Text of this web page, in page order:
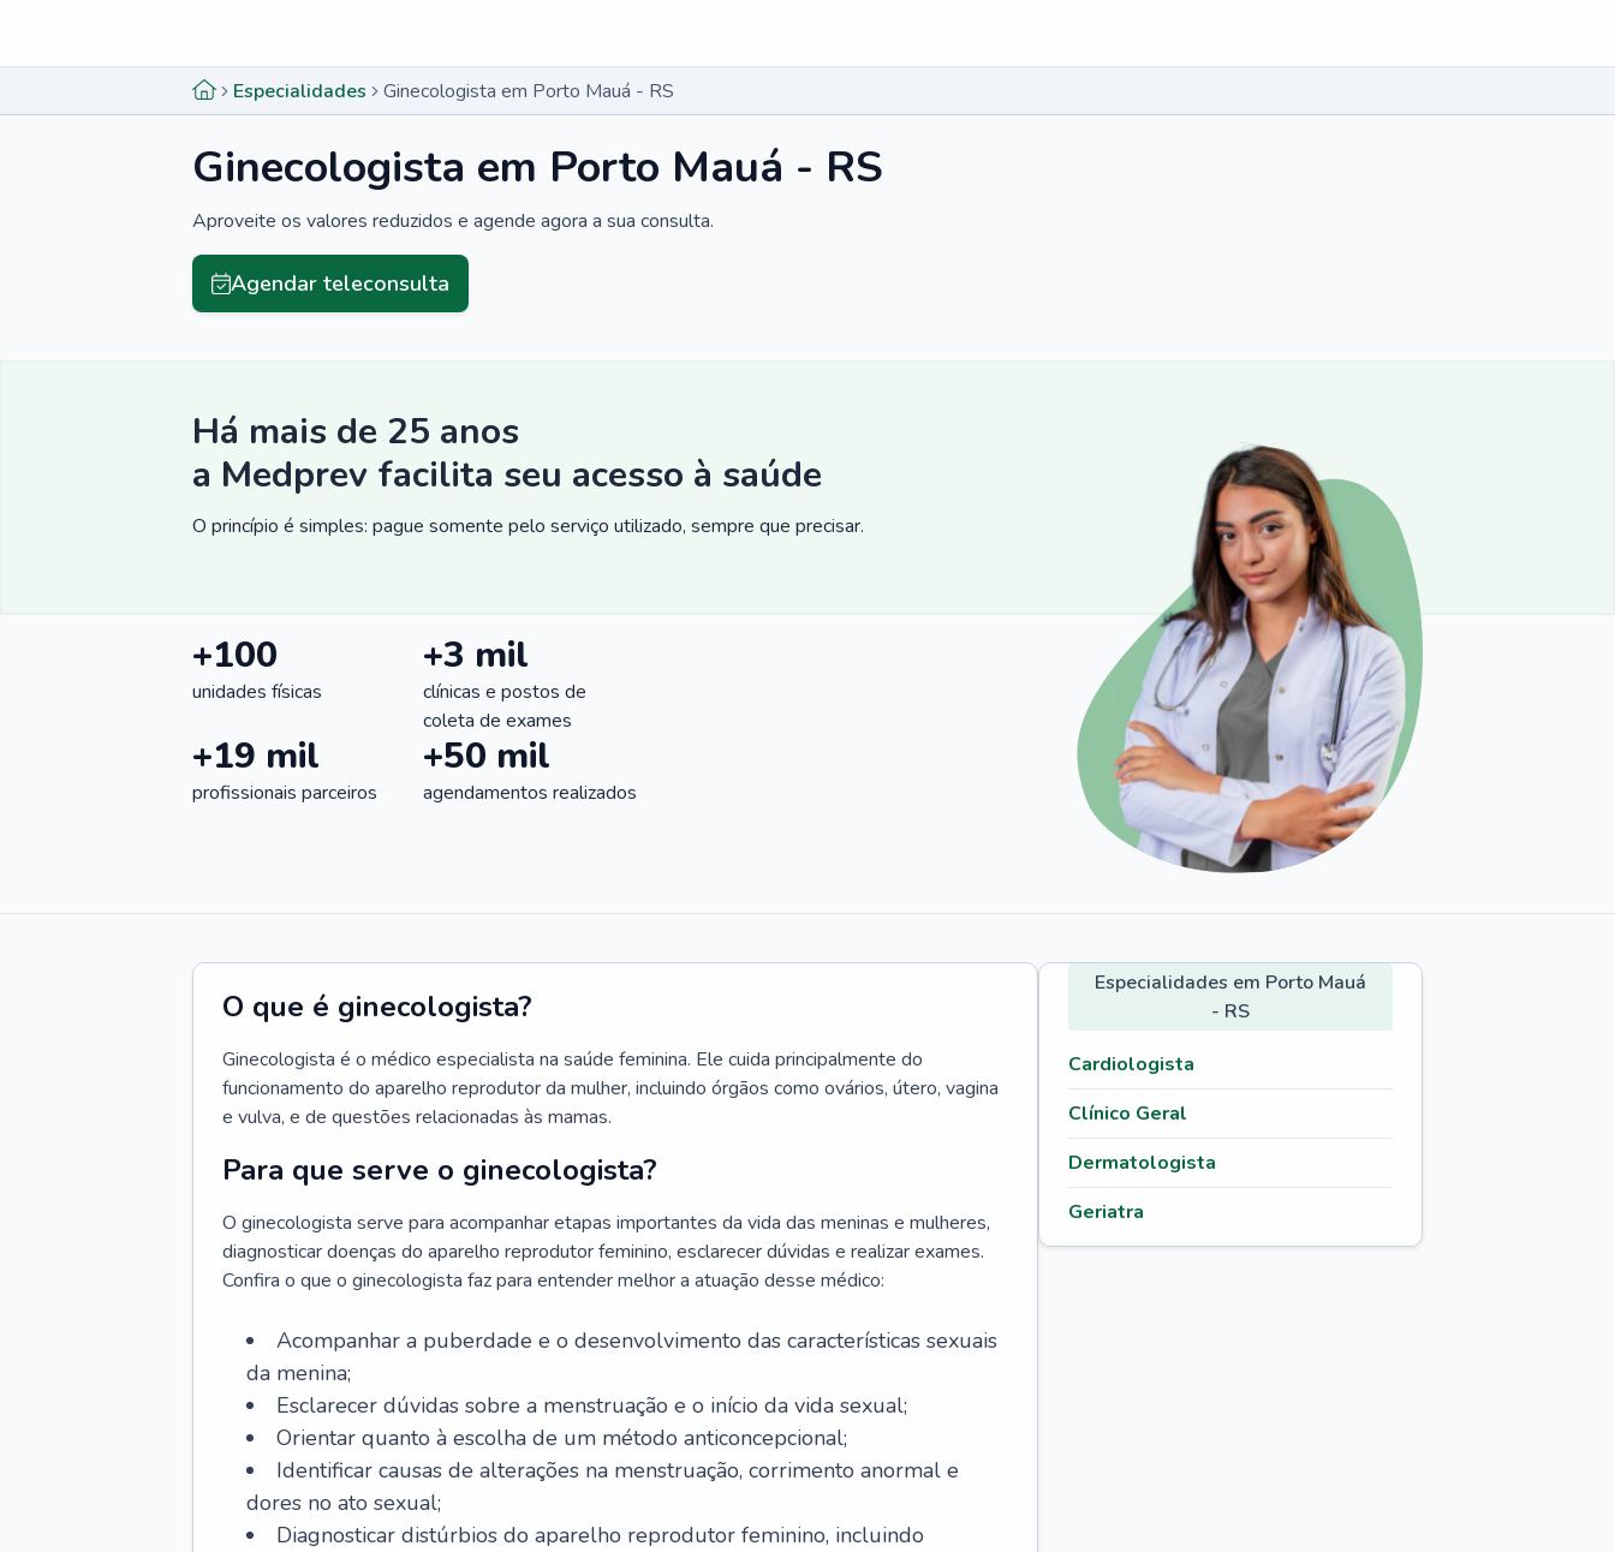
Especialidades Ginecologista em Porto Mauá - RS
Ginecologista em Porto Mauá - RS
Aproveite os valores reduzidos e agende agora a sua consulta.
Agendar teleconsulta
Há mais de 25 anos
a Medprev facilita seu acesso à saúde
O princípio é simples: pague somente pelo serviço utilizado, sempre que precisar.
+100
unidades físicas
+3 mil
clínicas e postos de
coleta de exames
+19 mil
profissionais parceiros
+50 mil
agendamentos realizados
O que é ginecologista?
Ginecologista é o médico especialista na saúde feminina. Ele cuida principalmente do
funcionamento do aparelho reprodutor da mulher, incluindo órgãos como ovários, útero, vagina
e vulva, e de questões relacionadas às mamas.
Para que serve o ginecologista?
O ginecologista serve para acompanhar etapas importantes da vida das meninas e mulheres,
diagnosticar doenças do aparelho reprodutor feminino, esclarecer dúvidas e realizar exames.
Confira o que o ginecologista faz para entender melhor a atuação desse médico:
Acompanhar a puberdade e o desenvolvimento das características sexuais
da menina;
Esclarecer dúvidas sobre a menstruação e o início da vida sexual;
Orientar quanto à escolha de um método anticoncepcional;
Identificar causas de alterações na menstruação, corrimento anormal e
dores no ato sexual;
Diagnosticar distúrbios do aparelho reprodutor feminino, incluindo
Especialidades em Porto Mauá
- RS
Cardiologista
Clínico Geral
Dermatologista
Geriatra